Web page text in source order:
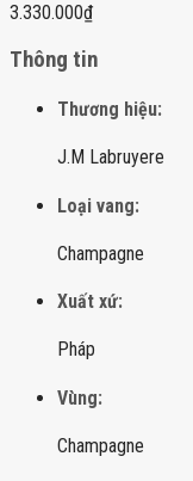
3.330.000₫
Thông tin
Thương hiệu:
J.M Labruyere
Loại vang:
Champagne
Xuất xứ:
Pháp
Vùng:
Champagne